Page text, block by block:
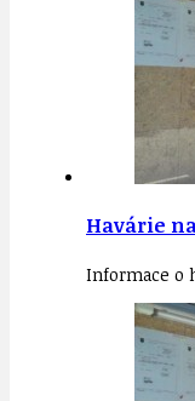
Havárie
Informace o